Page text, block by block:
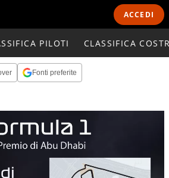
ACCEDI
PILOTI CLASSIFICA
Fonti preferite